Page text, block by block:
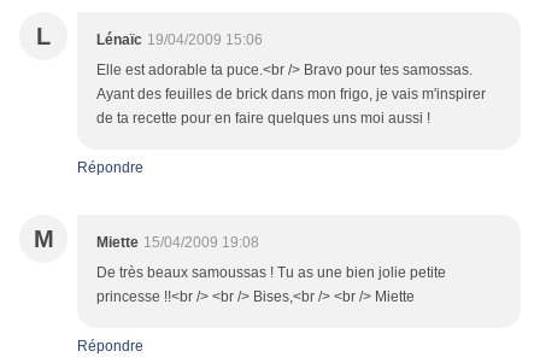
L Lénaïc 19/04/2009 15:06
Elle est adorable ta puce.<br /> Bravo pour tes samossas.
Ayant des feuilles de brick dans mon frigo, je vais m'inspirer
de ta recette pour en faire quelques uns moi aussi !
Répondre
M Miette 15/04/2009 19:08
De très beaux samoussas ! Tu as une bien jolie petite
princesse !!<br /> <br /> Bises,<br /> <br /> Miette
Répondre